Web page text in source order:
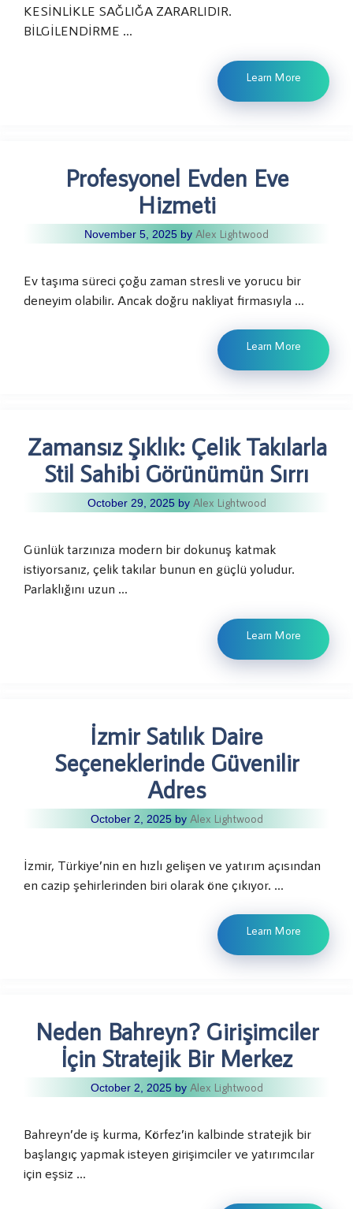
KESİNLİKLE SAĞLIĞA ZARARLIDIR.
BİLGİLENDİRME …
Learn More
Profesyonel Evden Eve
Hizmeti
November 5, 2025 by Alex Lightwood
Ev taşıma süreci çoğu zaman stresli ve yorucu bir
deneyim olabilir. Ancak doğru nakliyat firmasıyla …
Learn More
Zamansız Şıklık: Çelik Takılarla
Stil Sahibi Görünümün Sırrı
October 29, 2025 by Alex Lightwood
Günlük tarzınıza modern bir dokunuş katmak
istiyorsanız, çelik takılar bunun en güçlü yoludur.
Parlaklığını uzun …
Learn More
İzmir Satılık Daire
Seçeneklerinde Güvenilir
Adres
October 2, 2025 by Alex Lightwood
İzmir, Türkiye’nin en hızlı gelişen ve yatırım açısından
en cazip şehirlerinden biri olarak öne çıkıyor. …
Learn More
Neden Bahreyn? Girişimciler
İçin Stratejik Bir Merkez
October 2, 2025 by Alex Lightwood
Bahreyn’de iş kurma, Körfez’in kalbinde stratejik bir
başlangıç yapmak isteyen girişimciler ve yatırımcılar
için eşsiz …